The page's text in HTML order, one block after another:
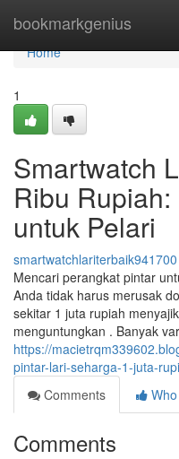
bookmarkgenius
Home
Home
1
Smartwatch
Ribu
untuk Pelari
smartwatchlariterbaik941700
Mencari perangkat pintar
Anda tidak harus merusak
sekitar 1 juta rupiah
menguntungkan . Banyak
https://
pintar-lari-seharga-1-juta-
Comments
Comments